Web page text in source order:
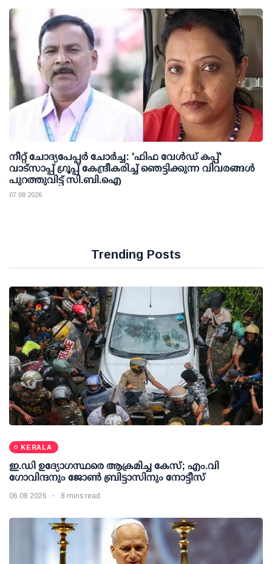
നീറ്റ് ചോദ്യപേപ്പര്‍ ചോര്‍ച്ച: 'ഫിഫ വേള്‍ഡ് കപ്പ്'
വാട്സാപ്പ് ഗ്രൂപ്പ് കേന്ദ്രീകരിച്ച് ഞെട്ടിക്കുന്ന വിവരങ്ങള്‍
പുറത്തുവിട്ട് സി.ബി.ഐ
07 08 2026
Trending Posts
KERALA
ഇ.ഡി ഉദ്യോഗസ്ഥരെ ആക്രമിച്ച കേസ്; എം.വി
ഗോവിന്ദനും ജോണ്‍ ബ്രിട്ടാസിനും നോട്ടീസ്
06 08 2026 8 mins read